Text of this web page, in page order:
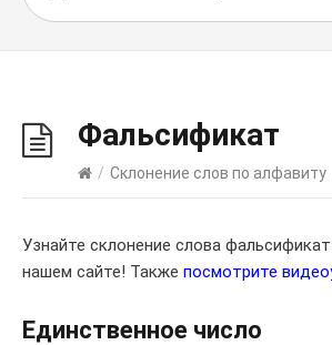
Фальсификат
/ Склонение слов по алфавиту
Узнайте склонение слова
нашем сайте! Также посмотрите
Единственное число